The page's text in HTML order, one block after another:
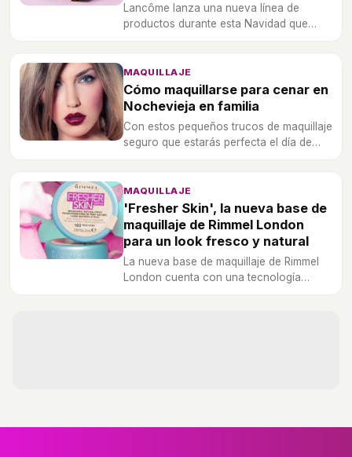
Lancôme lanza una nueva línea de
productos durante esta Navidad que
MAQUILLAJE
Cómo maquillarse para cenar en
Nochevieja en familia
Con estos pequeños trucos de maquillaje
seguro que estarás perfecta el día de
MAQUILLAJE
'Fresher Skin', la nueva base de
maquillaje de Rimmel London
para un look fresco y natural
La nueva base de maquillaje de Rimmel
London cuenta con una tecnología